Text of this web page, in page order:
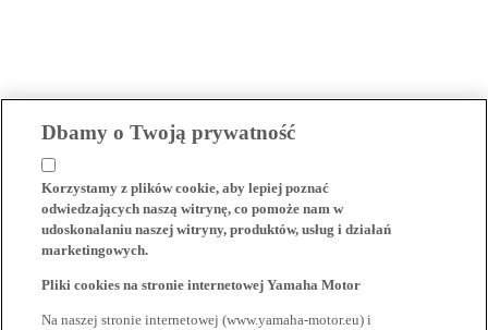
Dbamy o Twoją prywatność
Korzystamy z plików cookie, aby lepiej poznać
odwiedzających naszą witrynę, co pomoże nam w
udoskonalaniu naszej witryny, produktów, usług i działań
marketingowych.
Pliki cookies na stronie internetowej Yamaha Motor
Na naszej stronie internetowej (www.yamaha-motor.eu) i